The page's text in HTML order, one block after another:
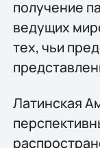
получение
ведущих
тех, чьи
Латинская